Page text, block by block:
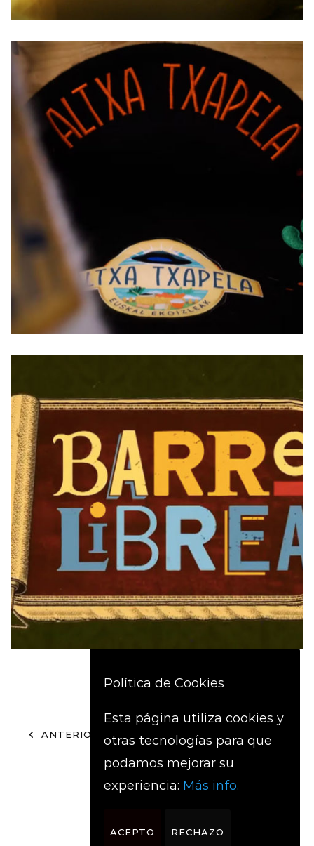
ANTERIOR … 4
SIGUIENTE
Política de Cookies
Esta página utiliza cookies y
otras tecnologías para que
podamos mejorar su
experiencia: Más info.
ACEPTO RECHAZO